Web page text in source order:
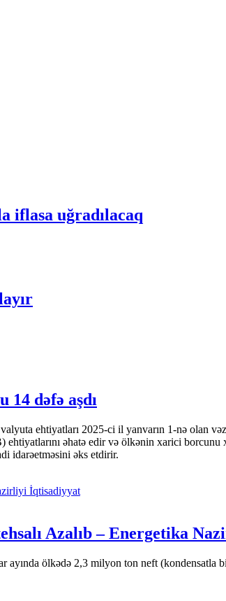
iflasa uğradılacaq
dəfə aşdı
ehtiyatları 2025-ci il yanvarın 1-nə olan
əhatə edir və ölkənin xarici
idarəetməsini əks etdirir.
İqtisadiyyat
Azalıb – Energetika
ölkədə 2,3 milyon ton neft (kondensatla